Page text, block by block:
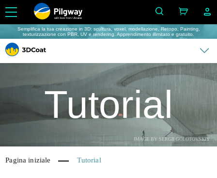
with love from Ukraine
Semplifica la tua creazione in 3D: scultura, voxel, modellazione, Retopo, Painting,
texturizzazione con PBR, UV e rendering. Apprendimento illimitato e gratuito.
IMAGE BY SERGII GOLOTOVSKIY
Tutorial
Pagina iniziale Tutorial